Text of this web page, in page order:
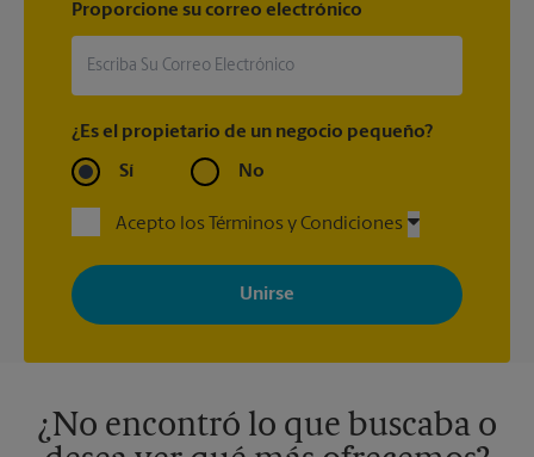
Proporcione su correo electrónico
¿Es el propietario de un negocio pequeño?
Sí No
Acepto los Términos y Condiciones
Al registrarse, acepta recibir correos electrónicos de The UPS
Store con noticias, ofertas especiales, promociones y mensajes
adaptados a sus intereses. Puede darse de baja en cualquier
momento. Para más información, consulte nuestra política de
¿No encontró lo que buscaba o